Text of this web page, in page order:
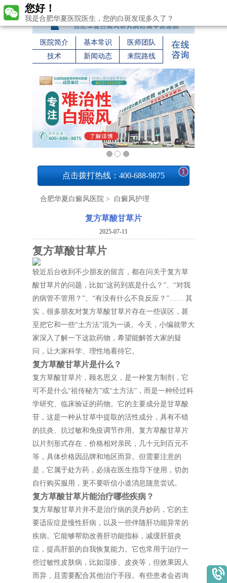
医院简介 基本常识
医师团队
技术
新闻动态 来院路线
点击拨打热线：400-688-9875 1
合肥华夏白癜风医院 > 白癜风护理
复方草酸甘草片
2025-07-11
复方草酸甘草片
较近后台收到不少朋友的留言，都在问关于复方草
酸甘草片的问题，比如“这药到底是什么？”、“对我
的病管不管用？”、“有没有什么不良反应？”…… 其
实，很多朋友对复方草酸甘草片存在一些误区，甚
至把它和一些“土方法”混为一谈。今天，小编就带大
家深入了解一下这款药物，希望能解答大家的疑
问，让大家科学、理性地看待它。
复方草酸甘草片是什么？
复方草酸甘草片，顾名思义，是一种复方制剂，它
可不是什么“祖传秘方”或“土方法”，而是一种经过科
学研究、临床验证的药物。它的主要成分是甘草酸
苷，这是一种从甘草中提取的活性成分，具有不错
的抗炎、抗过敏和免疫调节作用。复方草酸甘草片
以片剂形式存在，价格相对亲民，几十元到百元不
等，具体价格因品牌和地区而异。但需要注意的
是，它属于处方药，必须在医生指导下使用，切勿
自行购买服用，更不要听信小道消息随意尝试。
复方草酸甘草片能治疗哪些疾病？
复方草酸甘草片并不是治疗病的灵丹妙药，它的主
要适应症是慢性肝病，以及一些伴随肝功能异常的
疾病。它能够帮助改善肝功能指标，减缓肝脏炎
症，提高肝脏的自我恢复能力。它也常用于治疗一
些过敏性皮肤病，比如湿疹、皮炎等，但效果因人
而异，且需要配合其他治疗手段。有些患者会咨询
您好！
我是合肥华夏医院医生，您的白斑发现多久了？